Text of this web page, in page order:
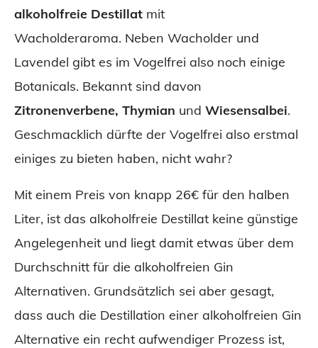
alkoholfreie Destillat mit
Wacholderaroma. Neben Wacholder und
Lavendel gibt es im Vogelfrei also noch einige
Botanicals. Bekannt sind davon
Zitronenverbene, Thymian und Wiesensalbei.
Geschmacklich dürfte der Vogelfrei also erstmal
einiges zu bieten haben, nicht wahr?
Mit einem Preis von knapp 26€ für den halben
Liter, ist das alkoholfreie Destillat keine günstige
Angelegenheit und liegt damit etwas über dem
Durchschnitt für die alkoholfreien Gin
Alternativen. Grundsätzlich sei aber gesagt,
dass auch die Destillation einer alkoholfreien Gin
Alternative ein recht aufwendiger Prozess ist,